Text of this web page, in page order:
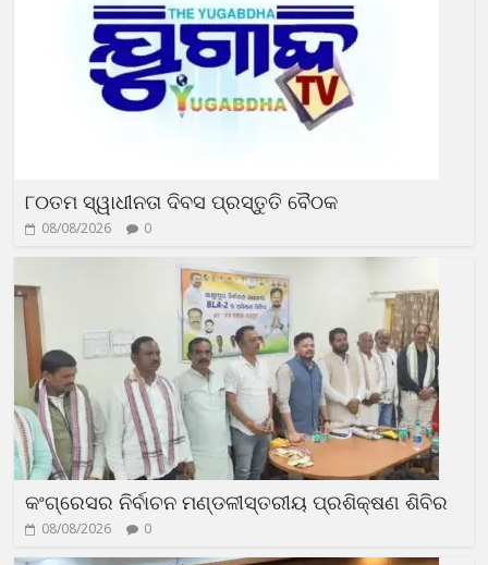
୮୦ତମ ସ୍ୱାଧୀନତା ଦିବସ ପ୍ରସ୍ତୁତି ବୈଠକ
08/08/2026 0
କଂଗ୍ରେସର ନିର୍ବାଚନ ମଣ୍ଡଳୀସ୍ତରୀୟ ପ୍ରଶିକ୍ଷଣ ଶିବିର
08/08/2026 0